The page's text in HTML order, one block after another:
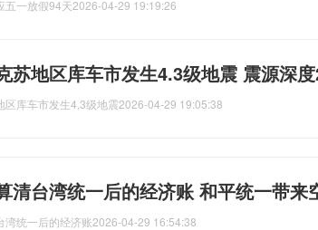
五一放假94天2026-04-29 19:19:26
苏地区库车市发生4.3级地震 震源深
区库车市发生4,3级地震2026-04-29 19:05:38
清台湾统一后的经济账 和平统一带来
湾统一后的经济账2026-04-29 16:54:38